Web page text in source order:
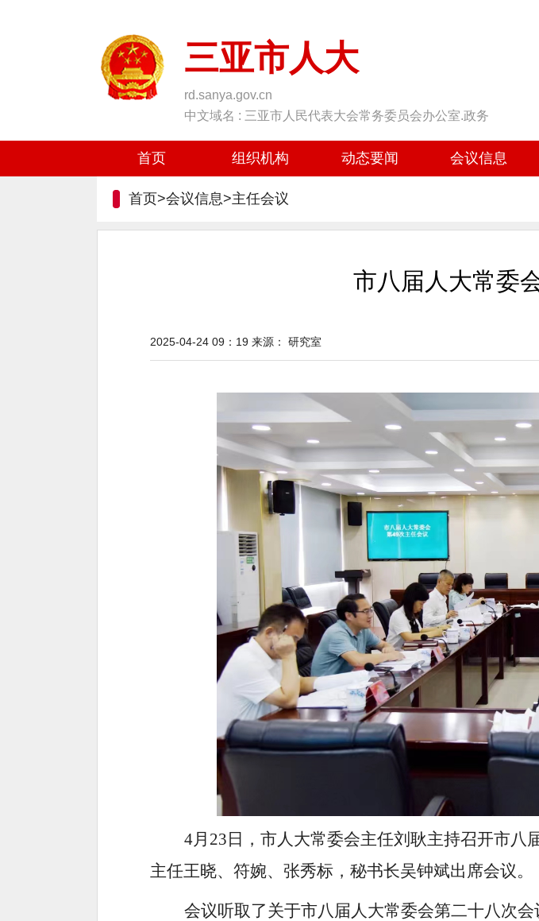
三亚市人大
rd.sanya.gov.cn
中文域名 : 三亚市人民代表大会常务委员会办公室.政务
首页 组织机构 动态要闻 会议信息
首页>会议信息>主任会议
市八届人大常委
2025-04-24 09：19 来源： 研究室
4月23日，市人大常委会主任刘耿主持召开市八
主任王晓、符婉、张秀标，秘书长吴钟斌出席会议。
会议听取了关于市八届人大常委会第二十八次